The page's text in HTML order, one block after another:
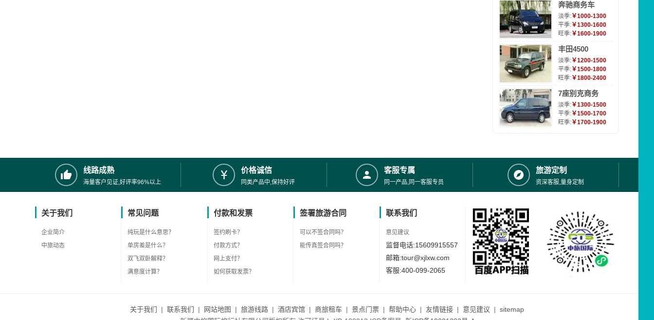
奔驰商务车
淡季:￥1000-1300
平季:￥1300-1600
旺季:￥1600-1900
丰田4500
淡季:￥1200-1500
平季:￥1500-1800
旺季:￥1800-2400
7座别克商务
淡季:￥1300-1500
平季:￥1500-1700
旺季:￥1700-1900
线路成熟
海量客户见证,好评率96%以上
价格诚信
同类产品中,保持好评
客服专属
同一产品,同一客服专员
旅游定制
资深客服,量身定制
关于我们
企业简介
中旅动态
常见问题
纯玩是什么意思？
单房差是什么？
双飞双卧解释？
满意度计算？
付款和发票
签约刷卡？
付款方式？
网上支付？
如何获取发票？
签署旅游合同
可以不签合同吗？
能传真签合同吗？
联系我们
意见建议
监督电话:15609915557
邮箱:tour@xjlxw.com
客服:400-099-2065
关于我们 | 联系我们 | 网站地图 | 旅游线路 | 酒店宾馆 | 商旅租车 | 景点门票 | 帮助中心 | 友情链接 | 意见建议 | sitemap